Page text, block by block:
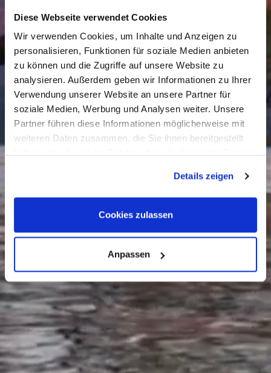
Diese Webseite verwendet Cookies
Wir verwenden Cookies, um Inhalte und Anzeigen zu
personalisieren, Funktionen für soziale Medien anbieten
zu können und die Zugriffe auf unsere Website zu
analysieren. Außerdem geben wir Informationen zu Ihrer
Verwendung unserer Website an unsere Partner für
soziale Medien, Werbung und Analysen weiter. Unsere
Partner führen diese Informationen möglicherweise mit
weiteren Daten zusammen, die Sie ihnen bereitgestellt
Cookies, wenn Sie unsere Webseite weiterhin nutzen.
Details zeigen
Cookies zulassen
Anpassen